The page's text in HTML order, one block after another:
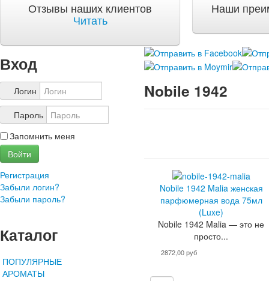
Доставка и оплата
Доставка и оплата по Москве
ЧаВо
Ответы на часто задаваемые вопросы
О компании
О нас
Учетная запись
Отзывы наших клиентов
Читать
Наши
Вход
Логин
Пароль
Запомнить меня
Войти
Регистрация
Забыли логин?
Забыли пароль?
Каталог
ПОПУЛЯРНЫЕ
АРОМАТЫ
Nobile 1942
Nobile 1942 Malia женская
парфюмерная вода 75мл
(Luxe)
Nobile 1942 Malia — это не
просто...
2872,00 руб